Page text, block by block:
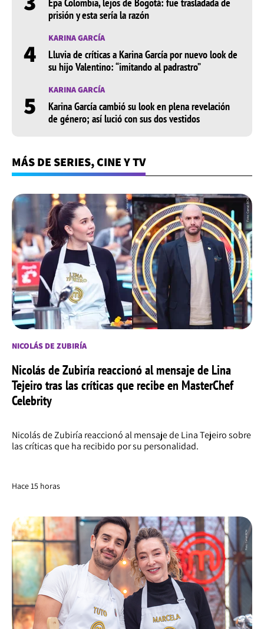
prisión y esta sería la razón
4 KARINA GARCÍA
Lluvia de críticas a Karina García por nuevo look de
su hijo Valentino: “imitando al padrastro”
5 KARINA GARCÍA
Karina García cambió su look en plena revelación
de género; así lució con sus dos vestidos
MÁS DE SERIES, CINE Y TV
NICOLÁS DE ZUBIRÍA
Nicolás de Zubiría reaccionó al mensaje de Lina
Tejeiro tras las críticas que recibe en MasterChef
Celebrity
Nicolás de Zubiría reaccionó al mensaje de Lina Tejeiro sobre
las críticas que ha recibido por su personalidad.
Hace 15 horas